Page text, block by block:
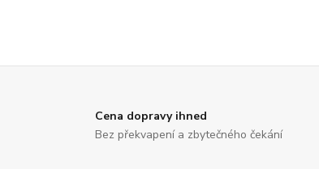
Cena dopravy ihned
Bez překvapení a zbytečného čekání